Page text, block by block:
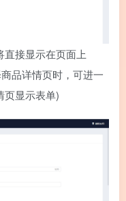
直接显示在页面上
品详情页时，可进一
页显示表单)